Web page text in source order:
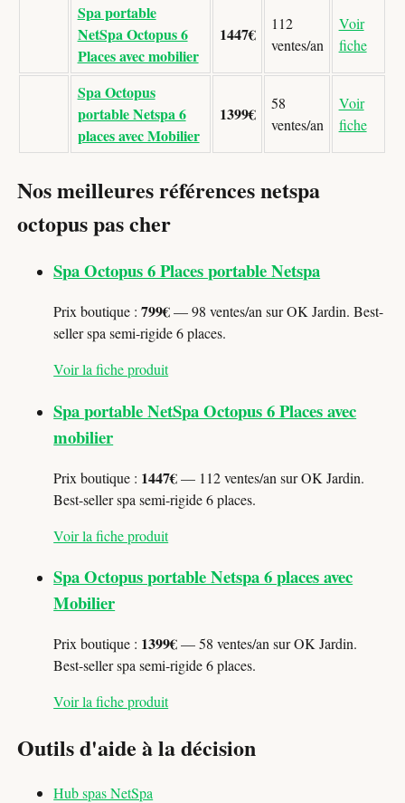
Spa portable
NetSpa Octopus 6
Places avec mobilier
1447€
112
ventes/an
Voir
fiche
Spa Octopus
portable Netspa 6
places avec Mobilier
1399€
58
ventes/an
Voir
fiche
Nos meilleures références netspa
octopus pas cher
Spa Octopus 6 Places portable Netspa
Prix boutique :799€— 98 ventes/an sur OK Jardin. Best-
seller spa semi-rigide 6 places.
Voir la fiche produit
Spa portable NetSpa Octopus 6 Places avec
mobilier
Prix boutique : 1447€— 112 ventes/an sur OK Jardin.
Best-seller spa semi-rigide 6 places.
Voir la fiche produit
Spa Octopus portable Netspa 6 places avec
Mobilier
Prix boutique : 1399€— 58 ventes/an sur OK Jardin.
Best-seller spa semi-rigide 6 places.
Voir la fiche produit
Outils d'aide à la décision
Hub spas NetSpa